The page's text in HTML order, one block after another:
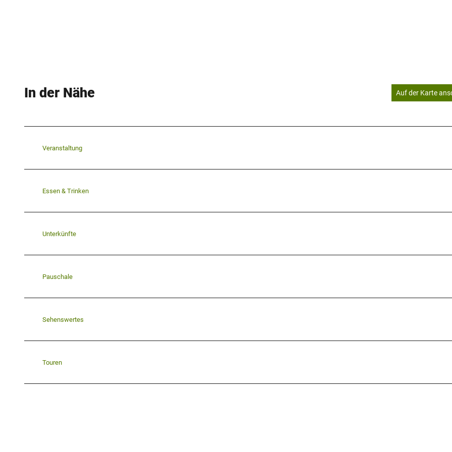
In der Nähe Auf der Karte
Veranstaltung
Essen & Trinken
Unterkünfte
Pauschale
Sehenswertes
Touren